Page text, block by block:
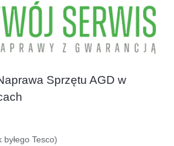
Sprzętu AGD w
Tesco)